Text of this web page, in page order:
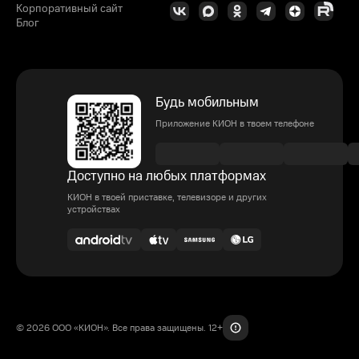
Корпоративный сайт
Блог
Будь мобильным
Приложение КИОН в твоем телефоне
Доступно на любых платформах
КИОН в твоей приставке, телевизоре и других
устройствах
© 2026 ООО «КИОН». Все права защищены. 12+